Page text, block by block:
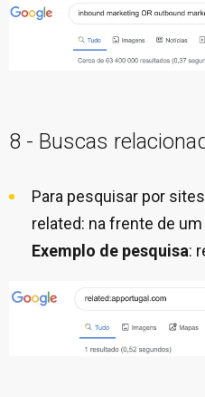
8 - Buscas
Para pesquisar por
related: na frente de
Exemplo de pesquisa: